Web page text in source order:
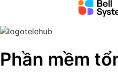
nội
dung
Phần mềm